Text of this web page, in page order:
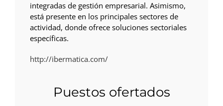
integradas de gestión empresarial. Asimismo,
está presente en los principales sectores de
actividad, donde ofrece soluciones sectoriales
específicas.
http://ibermatica.com/
Puestos ofertados